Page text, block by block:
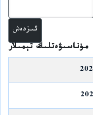
مۇناسىۋەتلىك تېمىلار